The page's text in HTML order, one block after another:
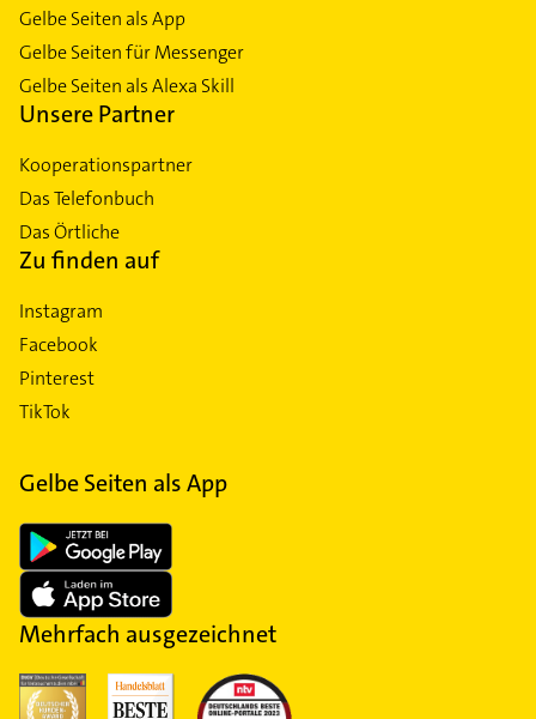
Gelbe Seiten als App
Gelbe Seiten für Messenger
Gelbe Seiten als Alexa Skill
Unsere Partner
Kooperationspartner
Das Telefonbuch
Das Örtliche
Zu finden auf
Instagram
Facebook
Pinterest
TikTok
Gelbe Seiten als App
Mehrfach ausgezeichnet